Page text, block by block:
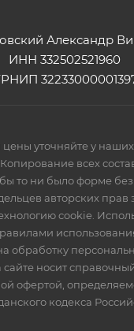
Александр
ИНН 332502521960
уточняйте у
всех
то ни было форме
авторских прав
cookie.
обработку
носит
офертой,
кодекса